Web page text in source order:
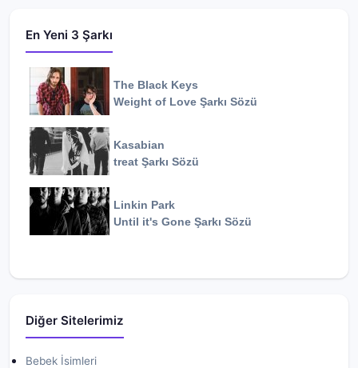
En Yeni 3 Şarkı
The Black Keys
Weight of Love Şarkı Sözü
Kasabian
treat Şarkı Sözü
Linkin Park
Until it's Gone Şarkı Sözü
Diğer Sitelerimiz
Bebek İsimleri